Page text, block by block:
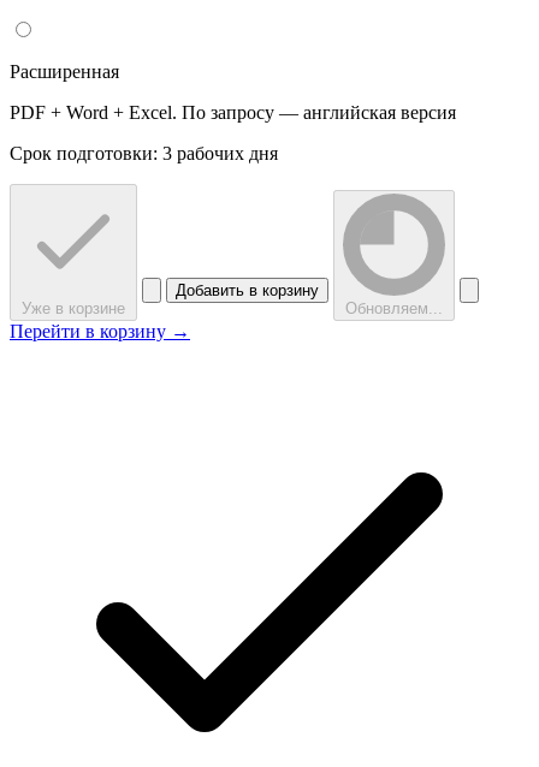
Расширенная
PDF + Word + Excel. По запросу — английская версия
Срок подготовки: 3 рабочих дня
Уже в корзине
Добавить в корзину
Обновляем...
Перейти в корзину →